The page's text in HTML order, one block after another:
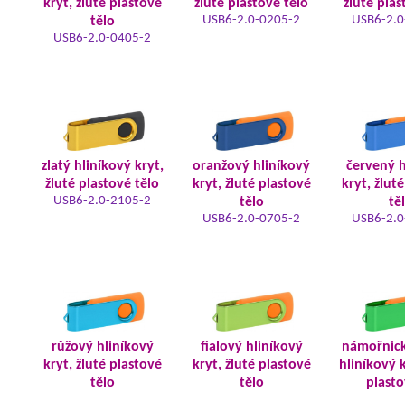
kryt, žluté plastové
tělo
USB6-2.0-0405-2
žluté plastové tělo
USB6-2.0-0205-2
žluté
USB6-
zlatý hliníkový kryt,
žluté plastové tělo
USB6-2.0-2105-2
oranžový hliníkový
kryt, žluté plastové
tělo
USB6-2.0-0705-2
červený
kryt,
USB6-
růžový hliníkový
kryt, žluté plastové
tělo
fialový hliníkový
kryt, žluté plastové
tělo
hliníkový